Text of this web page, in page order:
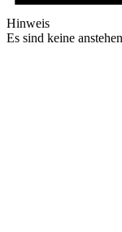
Hinweis
Es sind keine